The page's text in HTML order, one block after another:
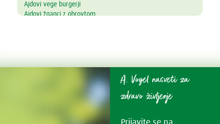
Ajdovi vege burgerji
Ajdovi žganci z ohrovtom
Aromatična juha z lososom in azijskim pridihom
Avokadov mousse s čokolado in pomarančo
Avokadov namaz z drobnjakom
Bambu kavna krema z datljevo karamelo
Bambu Pumpkin Latte
A. Vogel nasveti za
zdravo življenje